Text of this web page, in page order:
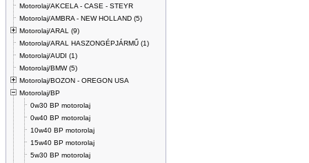
Motorolaj/AKCELA - CASE - STEYR
Motorolaj/AMBRA - NEW HOLLAND (5)
Motorolaj/ARAL (9)
Motorolaj/ARAL HASZONGÉPJÁRMŰ (1)
Motorolaj/AUDI (1)
Motorolaj/BMW (5)
Motorolaj/BOZON - OREGON USA
Motorolaj/BP
0w30 BP motorolaj
0w40 BP motorolaj
10w40 BP motorolaj
15w40 BP motorolaj
5w30 BP motorolaj